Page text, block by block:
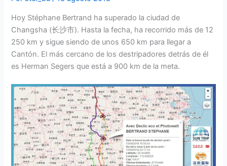
Hoy Stéphane Bertrand ha superado la ciudad de
Changsha (长沙市). Hasta la fecha, ha recorrido más de 12
250 km y sigue siendo de unos 650 km para llegar a
Cantón. El más cercano de los destripadores detrás de él
es Herman Segers que está a 900 km de la meta.